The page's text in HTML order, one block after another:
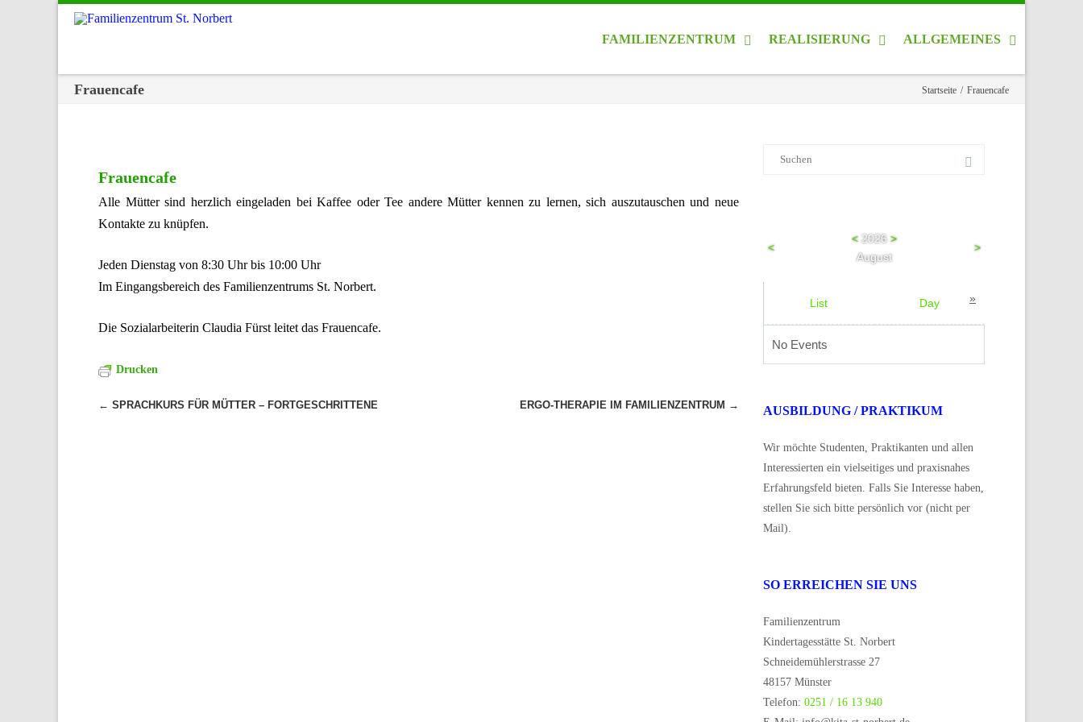
FAMILIENZENTRUM REALISIERUNG ALLGEMEINES
Frauencafe Startseite / Frauencafe
Frauencafe
Alle Mütter sind herzlich eingeladen bei Kaffee oder Tee andere Mütter kennen zu lernen, sich auszutauschen und neue
Kontakte zu knüpfen.
Jeden Dienstag von 8:30 Uhr bis 10:00 Uhr
Im Eingangsbereich des Familienzentrums St. Norbert.
Die Sozialarbeiterin Claudia Fürst leitet das Frauencafe.
Drucken
Beitragsnavigation
← SPRACHKURS FÜR MÜTTER – FORTGESCHRITTENE ERGO-THERAPIE IM FAMILIENZENTRUM →
Suche
<
<2026 >
August
>
»
List Day
No Events
AUSBILDUNG / PRAKTIKUM
Wir möchte Studenten, Praktikanten und allen
Interessierten ein vielseitiges und praxisnahes
Erfahrungsfeld bieten. Falls Sie Interesse haben,
stellen Sie sich bitte persönlich vor (nicht per
Mail).
SO ERREICHEN SIE UNS
Familienzentrum
Kindertagesstätte St. Norbert
Schneidemühlerstrasse 27
48157 Münster
Telefon: 0251 / 16 13 940